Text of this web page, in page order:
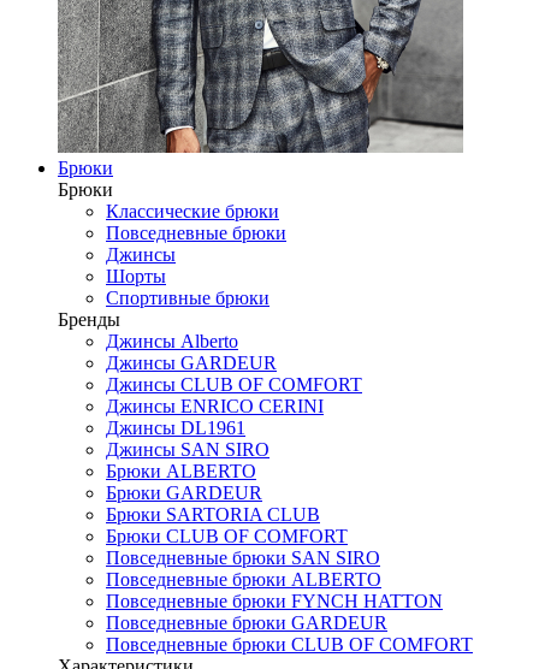
Брюки
Брюки
Классические брюки
Повседневные брюки
Джинсы
Шорты
Спортивные брюки
Бренды
Джинсы Alberto
Джинсы GARDEUR
Джинсы CLUB OF COMFORT
Джинсы ENRICO CERINI
Джинсы DL1961
Джинсы SAN SIRO
Брюки ALBERTO
Брюки GARDEUR
Брюки SARTORIA CLUB
Брюки CLUB OF COMFORT
Повседневные брюки SAN SIRO
Повседневные брюки ALBERTO
Повседневные брюки FYNCH HATTON
Повседневные брюки GARDEUR
Повседневные брюки CLUB OF COMFORT